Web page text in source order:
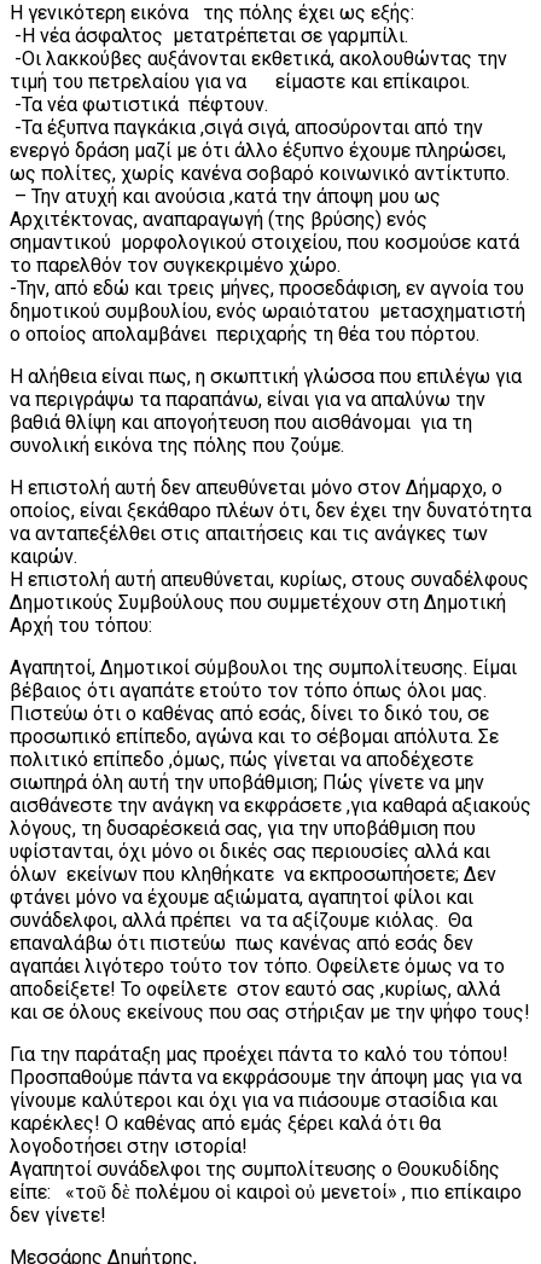
Η γενικότερη εικόνα της πόλης έχει ως εξής:
-Η νέα άσφαλτος μετατρέπεται σε γαρμπίλι.
-Οι λακκούβες αυξάνονται εκθετικά, ακολουθώντας την
τιμή του πετρελαίου για να είμαστε και επίκαιροι.
-Τα νέα φωτιστικά πέφτουν.
-Τα έξυπνα παγκάκια ,σιγά σιγά, αποσύρονται από την
ενεργό δράση μαζί με ότι άλλο έξυπνο έχουμε πληρώσει,
ως πολίτες, χωρίς κανένα σοβαρό κοινωνικό αντίκτυπο.
– Την ατυχή και ανούσια ,κατά την άποψη μου ως
Αρχιτέκτονας, αναπαραγωγή (της βρύσης) ενός
σημαντικού μορφολογικού στοιχείου, που κοσμούσε κατά
το παρελθόν τον συγκεκριμένο χώρο.
-Την, από εδώ και τρεις μήνες, προσεδάφιση, εν αγνοία του
δημοτικού συμβουλίου, ενός ωραιότατου μετασχηματιστή
ο οποίος απολαμβάνει περιχαρής τη θέα του πόρτου.
Η αλήθεια είναι πως, η σκωπτική γλώσσα που επιλέγω για
να περιγράψω τα παραπάνω, είναι για να απαλύνω την
βαθιά θλίψη και απογοήτευση που αισθάνομαι για τη
συνολική εικόνα της πόλης που ζούμε.
Η επιστολή αυτή δεν απευθύνεται μόνο στον Δήμαρχο, ο
οποίος, είναι ξεκάθαρο πλέων ότι, δεν έχει την δυνατότητα
να ανταπεξέλθει στις απαιτήσεις και τις ανάγκες των
καιρών.
Η επιστολή αυτή απευθύνεται, κυρίως, στους συναδέλφους
Δημοτικούς Συμβούλους που συμμετέχουν στη Δημοτική
Αρχή του τόπου:
Αγαπητοί, Δημοτικοί σύμβουλοι της συμπολίτευσης. Είμαι
βέβαιος ότι αγαπάτε ετούτο τον τόπο όπως όλοι μας.
Πιστεύω ότι ο καθένας από εσάς, δίνει το δικό του, σε
προσωπικό επίπεδο, αγώνα και το σέβομαι απόλυτα. Σε
πολιτικό επίπεδο ,όμως, πώς γίνεται να αποδέχεστε
σιωπηρά όλη αυτή την υποβάθμιση; Πώς γίνετε να μην
αισθάνεστε την ανάγκη να εκφράσετε ,για καθαρά αξιακούς
λόγους, τη δυσαρέσκειά σας, για την υποβάθμιση που
υφίστανται, όχι μόνο οι δικές σας περιουσίες αλλά και
όλων εκείνων που κληθήκατε να εκπροσωπήσετε; Δεν
φτάνει μόνο να έχουμε αξιώματα, αγαπητοί φίλοι και
συνάδελφοι, αλλά πρέπει να τα αξίζουμε κιόλας. Θα
επαναλάβω ότι πιστεύω πως κανένας από εσάς δεν
αγαπάει λιγότερο τούτο τον τόπο. Οφείλετε όμως να το
αποδείξετε! Το οφείλετε στον εαυτό σας ,κυρίως, αλλά
και σε όλους εκείνους που σας στήριξαν με την ψήφο τους!
Για την παράταξη μας προέχει πάντα το καλό του τόπου!
Προσπαθούμε πάντα να εκφράσουμε την άποψη μας για να
γίνουμε καλύτεροι και όχι για να πιάσουμε στασίδια και
καρέκλες! Ο καθένας από εμάς ξέρει καλά ότι θα
λογοδοτήσει στην ιστορία!
Αγαπητοί συνάδελφοι της συμπολίτευσης ο Θουκυδίδης
είπε: «τοῦ δὲ πολέμου οἱ καιροὶ οὐ μενετοί» , πιο επίκαιρο
δεν γίνετε!
Μεσσάρης Δημήτρης,